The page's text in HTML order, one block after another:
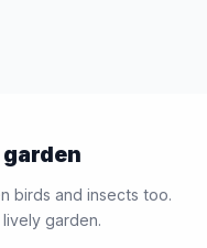
birds and insects too.
garden.